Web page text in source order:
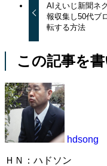
AIえいじ新聞ネ
報収集し50代ブ
転する方法
この記事を
hdsong
ＨＮ：ハドソン